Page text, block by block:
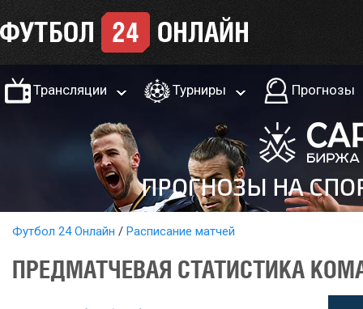
Трансляции Турниры Прогнозы
Футбол 24 Онлайн Расписание матчей
ПРЕДМАТЧЕВАЯ СТАТИСТИКА